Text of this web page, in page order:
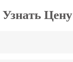
Узнать Цену